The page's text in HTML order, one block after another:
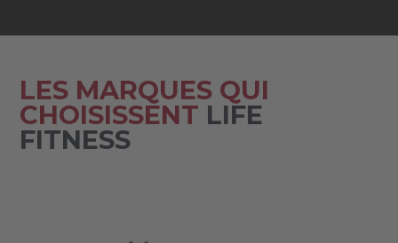
LES MARQUES QUI
CHOISISSENT LIFE
FITNESS